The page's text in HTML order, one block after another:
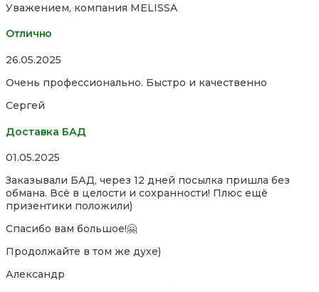
Уважением, компания MELISSA
Отлично
Rated
out
5
26.05.2025
Очень профессионально. Быстро и качественно
Сергей
Доставка БАД
Rated
out
of
5
01.05.2025
Заказывали БАД, через 12 дней посылка пришла без
обмана. Всё в целости и сохранности! Плюс ещё
призентики положили)
Спасибо вам большое!🤗
Продолжайте в том же духе)
Александр